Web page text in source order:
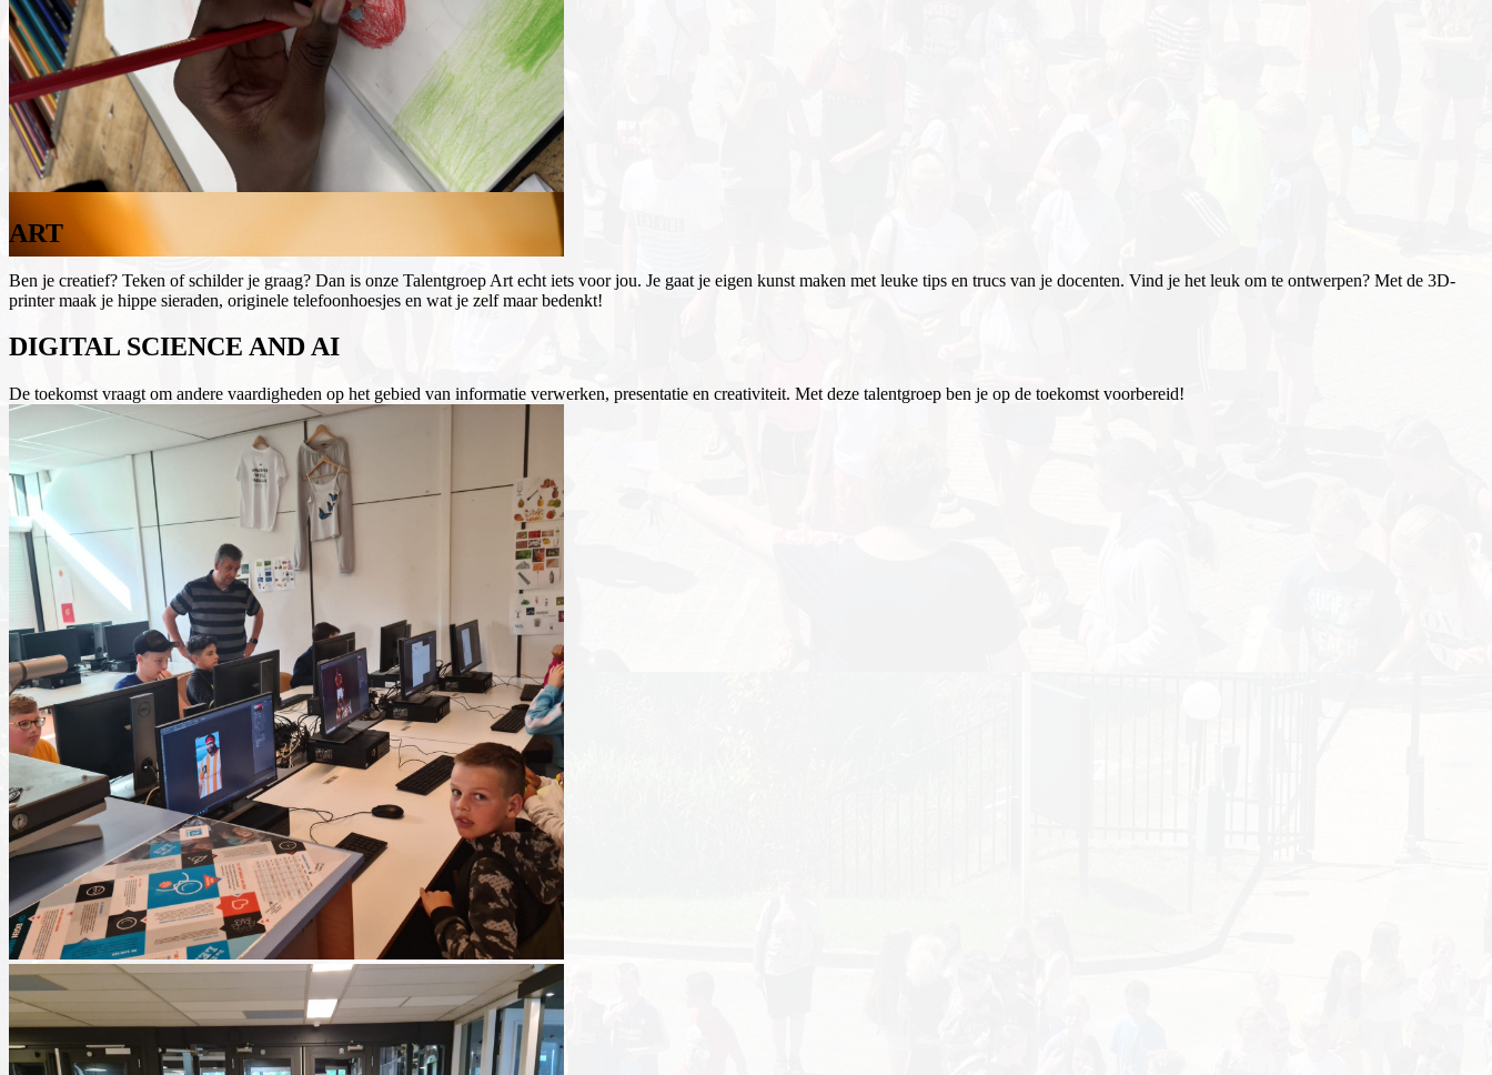
ART
Ben je creatief? Teken of schilder je graag? Dan is onze Talentgroep Art echt iets voor jou. Je gaat je eigen kunst maken met leuke tips en trucs van je docenten. Vind je het leuk om te ontwerpen? Met de 3D-
printer maak je hippe sieraden, originele telefoonhoesjes en wat je zelf maar bedenkt!
DIGITAL SCIENCE AND AI
De toekomst vraagt om andere vaardigheden op het gebied van informatie verwerken, presentatie en creativiteit. Met deze talentgroep ben je op de toekomst voorbereid!